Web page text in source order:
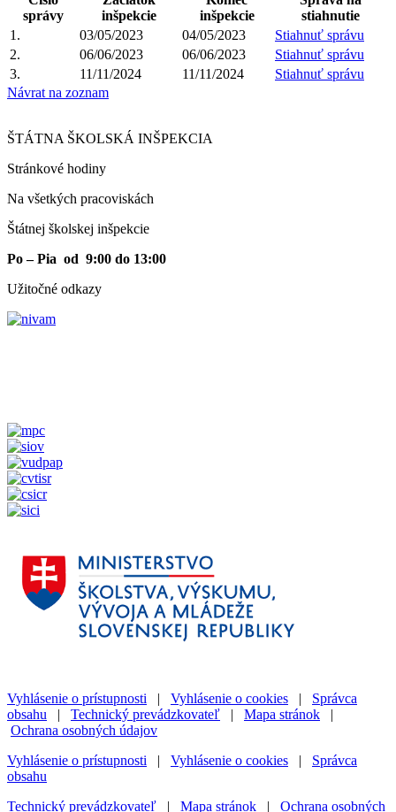
správy
inšpekcie
inšpekcie
stiahnutie
1.
03/05/2023 04/05/2023
Stiahnuť správu
2.
06/06/2023 06/06/2023
Stiahnuť správu
3.
11/11/2024 11/11/2024
Stiahnuť správu
Návrat na zoznam
ŠTÁTNA ŠKOLSKÁ INŠPEKCIA
Stránkové hodiny​
Na všetkých pracoviskách
Štátnej školskej inšpekcie
Po – Pia od 9:00 do 13:00
Užitočné odkazy
Vyhlásenie o prístupnosti | Vyhlásenie o cookies | Správca
obsahu | Technický prevádzkovateľ | Mapa stránok |
Ochrana osobných údajov
Vyhlásenie o prístupnosti | Vyhlásenie o cookies | Správca
obsahu
Technický prevádzkovateľ | Mapa stránok | Ochrana osobných